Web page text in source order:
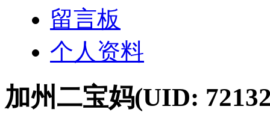
留言板
个人资料
加州二宝妈(UID: